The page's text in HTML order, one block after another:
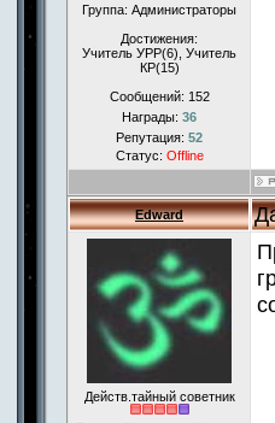
Группа: Администраторы
Достижения:
Учитель УРР(6), Учитель
КР(15)
Сообщений: 152
Награды: 36
Репутация: 52
Статус: Offline
Edward
Действ.тайный советник